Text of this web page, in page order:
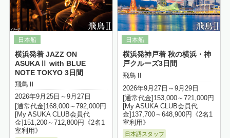
横浜発着 JAZZ ON
ASUKAⅡ with BLUE
NOTE TOKYO 3日間
飛鳥Ⅱ
2026年9月25日～9月27日
[通常代金]168,000～792,000円
[My ASUKA CLUB会員代
金]151,200～712,800円《2名1
室利用》
横浜発神戸着 秋の横浜・神
戸クルーズ3日間
飛鳥Ⅱ
2026年9月27日～9月29日
[通常代金]153,000～721,000円
[My ASUKA CLUB会員代
金]137,700～648,900円《2名1
室利用》
日本語スタッフ